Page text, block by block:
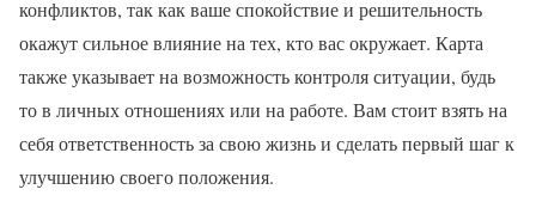
конфликтов, так как ваше спокойствие и решительность
окажут сильное влияние на тех, кто вас окружает. Карта
также указывает на возможность контроля ситуации, будь
то в личных отношениях или на работе. Вам стоит взять на
себя ответственность за свою жизнь и сделать первый шаг к
улучшению своего положения.